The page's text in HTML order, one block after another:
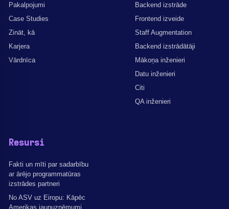
Pakalpojumi
Case Studies
Zināt, kā
Karjera
Vārdnīca
Backend izstrāde
Frontend izveide
Staff Augmentation
Backend izstrādātāji
Mākoņa inženieri
Datu inženieri
Citi
QA inženieri
Resursi
Fakti un mīti par sadarbību
ar ārējo programmatūras
izstrādes partneri
No ASV uz Eiropu: Kāpēc
Amerikas jaunuzņēmumi